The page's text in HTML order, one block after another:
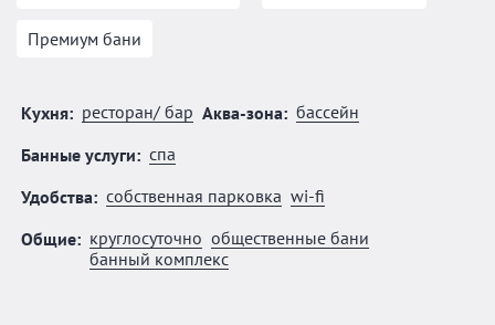
Премиум бани
Кухня: ресторан/ бар Аква-зона: бассейн
Банные услуги: спа
Удобства: собственная парковка wi-fi
Общие: круглосуточно общественные бани
банный комплекс